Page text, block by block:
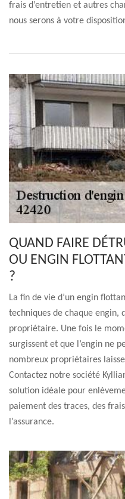
frais d’entretien et autres
nous serons à votre
QUAND FAIRE
OU ENGIN
?
La fin de vie d’un engin
techniques de chaque engin,
propriétaire. Une fois le
surgissent et que l’engin ne
nombreux propriétaires
Contactez notre société
solution idéale pour
paiement des traces, des
l’assurance.